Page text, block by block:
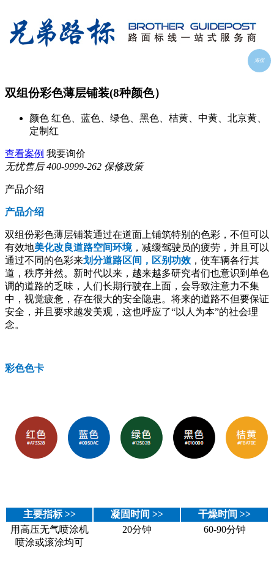
双组份彩色薄层铺装(8种颜色）
颜色 红色、蓝色、绿色、黑色、桔黄、中黄、北京黄、
定制红
查看案例 我要询价
无忧售后 400-9999-262 保修政策
产品介绍
产品介绍
双组份彩色薄层铺装通过在道面上铺筑特别的色彩，不但可以
有效地美化改良道路空间环境，减缓驾驶员的疲劳，并且可以
通过不同的色彩来划分道路区间，区别功效 ，使车辆各行其
道，秩序并然。新时代以来，越来越多研究者们也意识到单色
调的道路的乏味，人们长期行驶在上面，会导致注意力不集
中，视觉疲惫，存在很大的安全隐患。将来的道路不但要保证
安全，并且要求越发美观，这也呼应了“以人为本”的社会理
念。
彩色色卡
主要指标 >> 凝固时间 >>
干燥时间 >>
用高压无气喷涂机
喷涂或滚涂均可
20分钟 60-90分钟
海报